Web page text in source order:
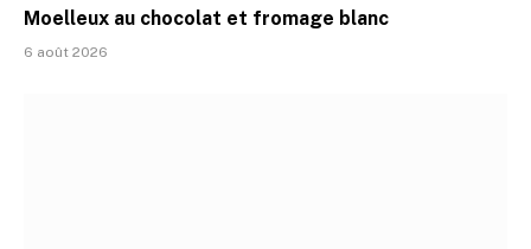
Moelleux au chocolat et fromage blanc
6 août 2026